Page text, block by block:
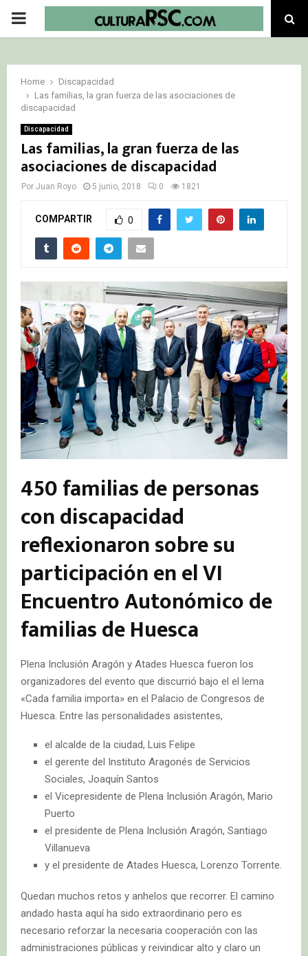
PRIMARY
Home
Discapacidad
Las familias, la gran fuerza de las asociaciones de
discapacidad
Discapacidad
Las familias, la gran fuerza de las
asociaciones de discapacidad
Por Juan Royo 5 junio, 2018 0 1821
COMPARTIR 0
450 familias de personas
con discapacidad
reflexionaron sobre su
participación en el VI
Encuentro Autonómico de
familias de Huesca
Plena Inclusión Aragón y Atades Huesca fueron los
organizadores del evento que discurrió bajo el el lema
«Cada familia importa» en el Palacio de Congresos de
Huesca. Entre las personalidades asistentes,
el alcalde de la ciudad, Luis Felipe
el gerente del Instituto Aragonés de Servicios
Sociales, Joaquín Santos
el Vicepresidente de Plena Inclusión Aragón, Mario
Puerto
el presidente de Plena Inclusión Aragón, Santiago
Villanueva
y el presidente de Atades Huesca, Lorenzo Torrente.
Quedan muchos retos y anhelos que recorrer. El camino
andado hasta aquí ha sido extraordinario pero es
necesario reforzar la necesaria cooperación con las
administraciones públicas y reivindicar alto y claro un